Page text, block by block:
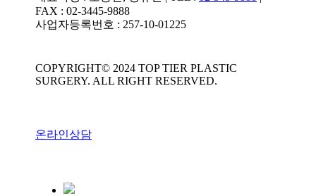
FAX : 02-3445-9888
사업자등록번호 : 257-10-01225
COPYRIGHT© 2024 TOP TIER PLASTIC
SURGERY. ALL RIGHT RESERVED.
온라인상담